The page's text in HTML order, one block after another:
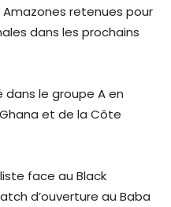
retenues pour
dans les prochains
dans le groupe A en
et de la Côte
face au Black
d’ouverture au Baba